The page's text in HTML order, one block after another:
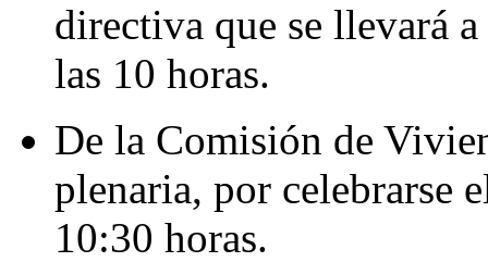
directiva que se llevará
las 10 horas.
De la Comisión de
plenaria, por celebrarse
10:30 horas.